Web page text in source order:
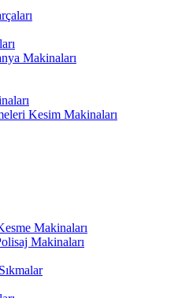
Makinaları
Kesim Makinaları
Makinaları
Makinaları